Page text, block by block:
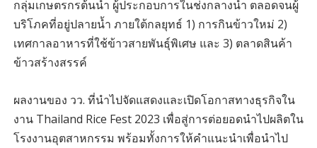
กลุ่มเกษตรกรต้นน้ำ ผู้ประกอบการในช่งกลางน้ำ ตลอดจนผู้
บริโภคที่อยู่ปลายน้ำ ภายใต้กลยุทธ์ 1) การกินข้าวใหม่ 2)
เทศกาลอาหารที่ใช้ข้าวสายพันธุ์พิเศษ และ 3) ตลาดสินค้า
ข้าวสร้างสรรค์
ผลงานของ วว. ที่นำไปจัดแสดงและเปิดโอกาสทางธุรกิจใน
งาน Thailand Rice Fest 2023 เพื่อสู่การต่อยอดนำไปผลิตใน
โรงงานอุตสาหกรรม พร้อมทั้งการให้คำแนะนำเพื่อนำไป